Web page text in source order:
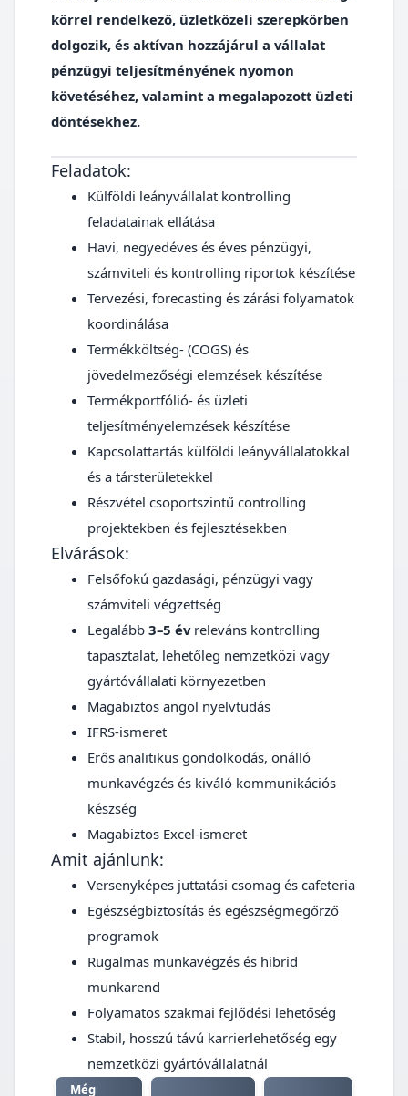
körrel rendelkező, üzletközeli szerepkörben
dolgozik, és aktívan hozzájárul a vállalat
pénzügyi teljesítményének nyomon
követéséhez, valamint a megalapozott üzleti
döntésekhez.
Feladatok:
Külföldi leányvállalat kontrolling
feladatainak ellátása
Havi, negyedéves és éves pénzügyi,
számviteli és kontrolling riportok készítése
Tervezési, forecasting és zárási folyamatok
koordinálása
Termékköltség- (COGS) és
jövedelmezőségi elemzések készítése
Termékportfólió- és üzleti
teljesítményelemzések készítése
Kapcsolattartás külföldi leányvállalatokkal
és a társterületekkel
Részvétel csoportszintű controlling
projektekben és fejlesztésekben
Elvárások:
Felsőfokú gazdasági, pénzügyi vagy
számviteli végzettség
Legalább 3–5 évreleváns kontrolling
tapasztalat, lehetőleg nemzetközi vagy
gyártóvállalati környezetben
Magabiztos angol nyelvtudás
IFRS-ismeret
Erős analitikus gondolkodás, önálló
munkavégzés és kiváló kommunikációs
készség
Magabiztos Excel-ismeret
Amit ajánlunk:
Versenyképes juttatási csomag és cafeteria
Egészségbiztosítás és egészségmegőrző
programok
Rugalmas munkavégzés és hibrid
munkarend
Folyamatos szakmai fejlődési lehetőség
Stabil, hosszú távú karrierlehetőség egy
nemzetközi gyártóvállalatnál
Még